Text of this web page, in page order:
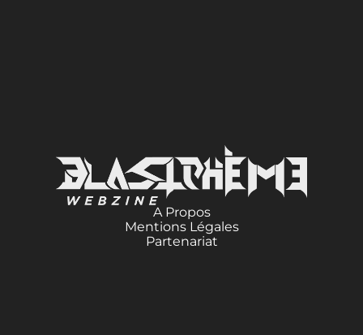
A Propos
Mentions Légales
Partenariat